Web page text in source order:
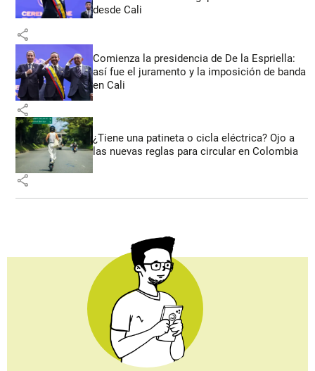
desde Cali
share
Comienza la presidencia de De la Espriella:
así fue el juramento y la imposición de banda
en Cali
share
¿Tiene una patineta o cicla eléctrica? Ojo a
las nuevas reglas para circular en Colombia
share